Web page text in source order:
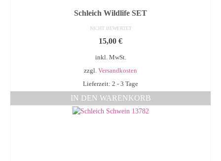
Schleich Wildlife SET
NICHT BEWERTET
15,00 €
inkl. MwSt.
zzgl. Versandkosten
Lieferzeit: 2 - 3 Tage
IN DEN WARENKORB